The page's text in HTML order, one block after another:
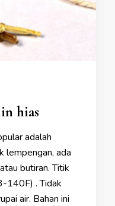
hias
adalah
lempengan, ada
butiran. Titik
140F) . Tidak
air. Bahan ini